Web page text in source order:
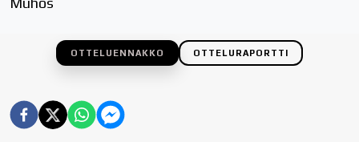
OTTELUENNAKKO OTTELURAPORTTI